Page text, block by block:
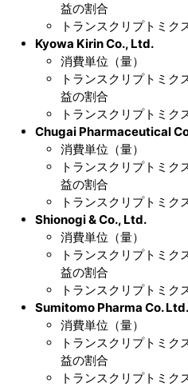
益の割合
トランスクリプトミク
Kyowa Kirin Co., Ltd.
消費単位（量）
トランスクリプトミク
益の割合
トランスクリプトミク
Chugai Pharmaceutical
消費単位（量）
トランスクリプトミク
益の割合
トランスクリプトミク
Shionogi & Co., Ltd.
消費単位（量）
トランスクリプトミク
益の割合
トランスクリプトミク
Sumitomo Pharma Co. Ltd.
消費単位（量）
トランスクリプトミク
益の割合
トランスクリプトミク